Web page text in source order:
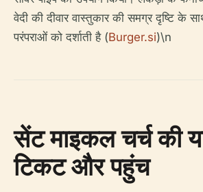
वेदी की दीवार वास्तुकार की समग्र दृष्टि के
परंपराओं को दर्शाती है (Burger.si)\n
सेंट माइकल चर्च की
टिकट और पहुंच